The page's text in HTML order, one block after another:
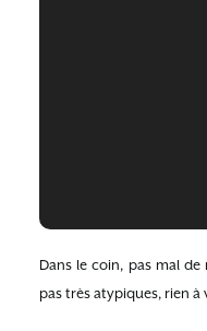
Dans le coin, pas mal de
pas très atypiques, rien à